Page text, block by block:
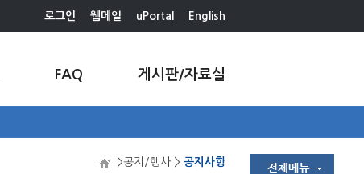
로그인 웹메일 uPortal English
FAQ 게시판/자료실
>공지/행사 > 공지사항